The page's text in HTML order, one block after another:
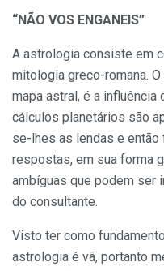
“NÃO VOS ENGANEIS”
A astrologia consiste em
mitologia greco-romana.
mapa astral, é a influência
cálculos planetários são
se-lhes as lendas e
respostas, em sua forma
ambíguas que podem ser
do consultante.
Visto ter como
astrologia é vã, portanto